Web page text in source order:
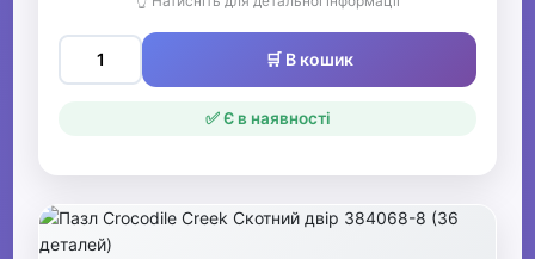
🛒 В кошик
✅ Є в наявності